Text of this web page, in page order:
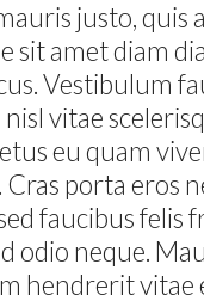
justo, quis
sit amet diam
Vestibulum
vitae
eu quam
Cras porta eros
faucibus felis
odio neque.
hendrerit vitae